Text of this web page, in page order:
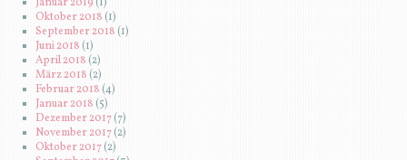
Januar 2019 (1)
Oktober 2018(1)
September 2018 (1)
Juni 2018 (1)
April 2018(2)
März 2018 (2)
Februar 2018 (4)
Januar 2018 (5)
Dezember 2017(7)
November 2017(2)
Oktober 2017(2)